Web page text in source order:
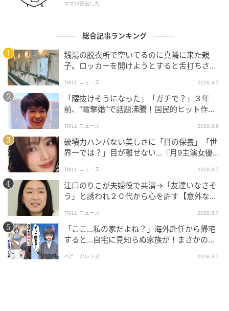
ウーマンエキサイト
■強子から若菜のもとにラインが…
ママが家出した
総合記事ランキング
銭湯の脱衣所で空いてるのに真隣に来た親
子。ロッカーを開けようとすると舌打ちさ
中で拍手」
TRILL ニュース 2026.8.7
「腰抜けそうになった」「ガチで？」３年
前、“電撃婚”で話題沸騰！国民的ヒット作
TRILL ニュース 2026.8.6
破壊力ハンパない美しさに「目の保養」「世
界一では？」目が離せない…『月9主演女優
TRILL ニュース 2026.8.7
江口のりこが夫婦役で共演→「友達いなさそ
う」と誘われ２０代から心を許す【意外な親
TRILL ニュース 2026.8.7
「ここ…私の家だよね？」海外赴任から帰宅
すると…自宅に見知らぬ家族が！まさかの真
ベビーカレンダー 2026.8.7